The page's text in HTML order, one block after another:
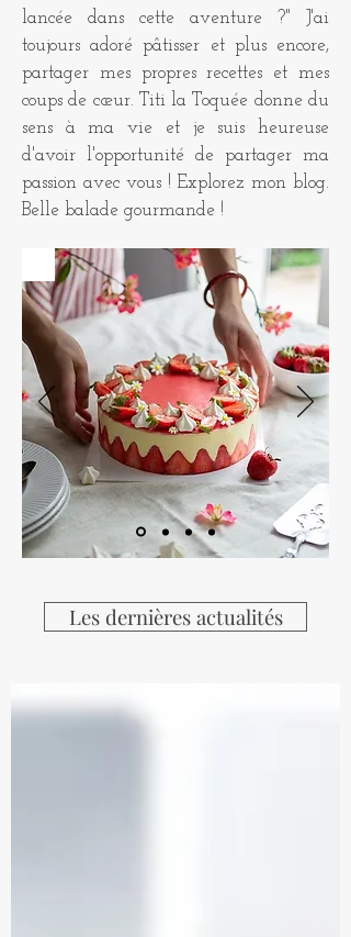
lancée dans cette aventure ?" J'ai
toujours adoré pâtisser et plus encore,
partager mes propres recettes et mes
coups de cœur. Titi la Toquée donne du
sens à ma vie et je suis heureuse
d'avoir l'opportunité de partager ma
passion avec vous ! Explorez mon blog.
Belle balade gourmande !
Les dernières actualités